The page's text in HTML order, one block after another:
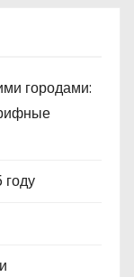
городами: